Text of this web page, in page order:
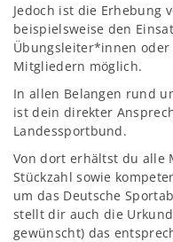
Jedoch ist die Erhebung
beispielsweise den
Übungsleiter*innen
Mitgliedern möglich.
In allen Belangen rund
ist dein direkter
Landessportbund.
Von dort erhältst du alle
Stückzahl sowie
um das Deutsche
stellt dir auch die
gewünscht) das